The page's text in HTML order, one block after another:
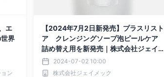
エ
界
ン
【2024年7月2日新発売】プラスリスト
ア クレンジングソープ泡ピールケア
詰め替え用を新発売｜株式会社ジェイ
メック2024-07-02 10:00
株式会社ジェイメック